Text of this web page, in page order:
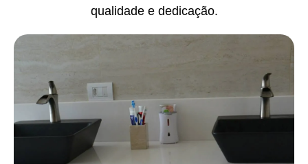
qualidade e dedicação.